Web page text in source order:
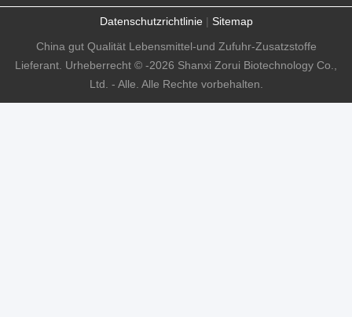
Datenschutzrichtlinie| Sitemap
China gut Qualität Lebensmittel-und Zufuhr-Zusatzstoffe
Lieferant. Urheberrecht © -2026 Shanxi Zorui Biotechnology Co.,
Ltd. - Alle. Alle Rechte vorbehalten.